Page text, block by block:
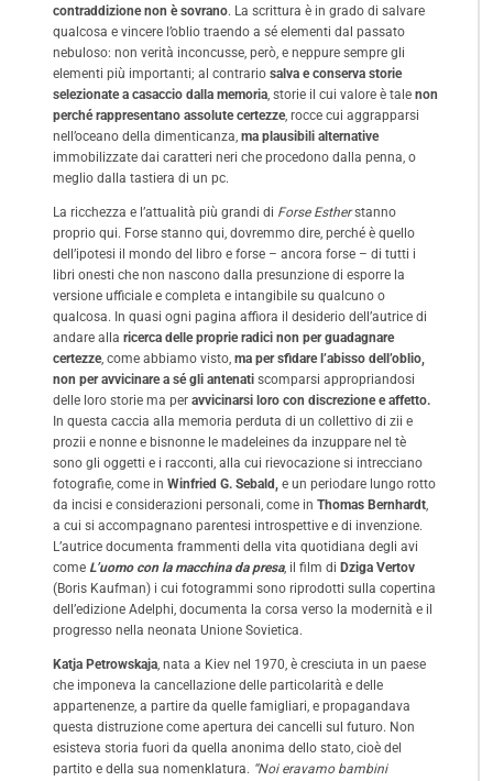
contraddizione non è sovrano. La scrittura è in grado di salvare
qualcosa e vincere l’oblio traendo a sé elementi dal passato
nebuloso: non verità inconcusse, però, e neppure sempre gli
elementi più importanti; al contrario salva e conserva storie
selezionate a casaccio dalla memoria, storie il cui valore è tale non
perché rappresentano assolute certezze, rocce cui aggrapparsi
nell’oceano della dimenticanza, ma plausibili alternative
immobilizzate dai caratteri neri che procedono dalla penna, o
meglio dalla tastiera di un pc.
La ricchezza e l’attualità più grandi di Forse Estherstanno
proprio qui. Forse stanno qui, dovremmo dire, perché è quello
dell’ipotesi il mondo del libro e forse – ancora forse – di tutti i
libri onesti che non nascono dalla presunzione di esporre la
versione ufficiale e completa e intangibile su qualcuno o
qualcosa. In quasi ogni pagina affiora il desiderio dell’autrice di
andare alla ricerca delle proprie radici non per guadagnare
certezze, come abbiamo visto, ma per sfidare l’abisso dell’oblio,
non per avvicinare a sé gli antenati scomparsi appropriandosi
delle loro storie ma per avvicinarsi loro con discrezione e affetto.
In questa caccia alla memoria perduta di un collettivo di zii e
prozii e nonne e bisnonne le madeleines da inzuppare nel tè
sono gli oggetti e i racconti, alla cui rievocazione si intrecciano
fotografie, come in Winfried G. Sebald, e un periodare lungo rotto
da incisi e considerazioni personali, come in Thomas Bernhardt,
a cui si accompagnano parentesi introspettive e di invenzione.
L’autrice documenta frammenti della vita quotidiana degli avi
come L’uomo con la macchina da presa, il film di Dziga Vertov
(Boris Kaufman) i cui fotogrammi sono riprodotti sulla copertina
dell’edizione Adelphi, documenta la corsa verso la modernità e il
progresso nella neonata Unione Sovietica.
Katja Petrowskaja, nata a Kiev nel 1970, è cresciuta in un paese
che imponeva la cancellazione delle particolarità e delle
appartenenze, a partire da quelle famigliari, e propagandava
questa distruzione come apertura dei cancelli sul futuro. Non
esisteva storia fuori da quella anonima dello stato, cioè del
partito e della sua nomenklatura. “Noi eravamo bambini